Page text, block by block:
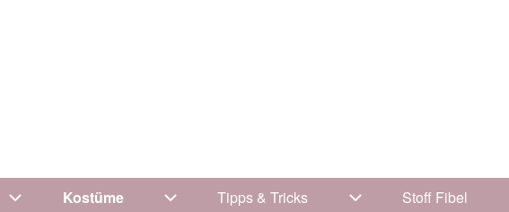
Unternavigation von Kleidung
Kostüme Unternavigation von Kostüme
Tipps & Tricks Unternavigation von
Stoff Fibel